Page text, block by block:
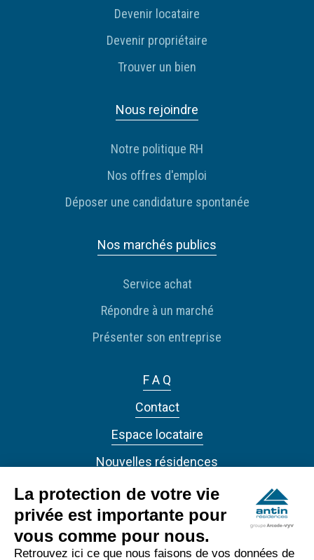
Devenir locataire
Devenir propriétaire
Trouver un bien
Nous rejoindre
Notre politique RH
Nos offres d'emploi
Déposer une candidature spontanée
Nos marchés publics
Service achat
Répondre à un marché
Présenter son entreprise
F A Q
Contact
Espace locataire
Nouvelles résidences
Actualités
La protection de votre vie
privée est importante pour
vous comme pour nous.
Retrouvez ici ce que nous faisons de vos données de